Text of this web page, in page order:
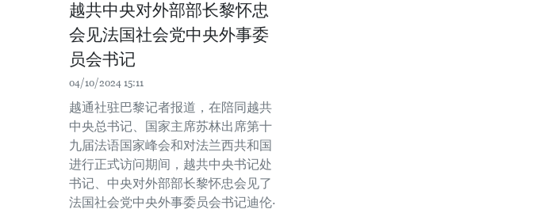
越共中央对外部部长黎怀忠
会见法国社会党中央外事委
员会书记
04/10/2024 15:11
越通社驻巴黎记者报道，在陪同越共
中央总书记、国家主席苏林出席第十
九届法语国家峰会和对法兰西共和国
进行正式访问期间，越共中央书记处
书记、中央对外部部长黎怀忠会见了
法国社会党中央外事委员会书记迪伦·